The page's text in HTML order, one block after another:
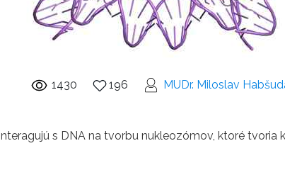
1430 196 MUDr. Miloslav
s DNA na tvorbu nukleozómov, ktoré